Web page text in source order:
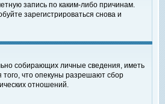
запись по каким-либо причинам.
зарегистрироваться снова и
собирающих личные сведения, иметь
что опекуны разрешают сбор
отношений.